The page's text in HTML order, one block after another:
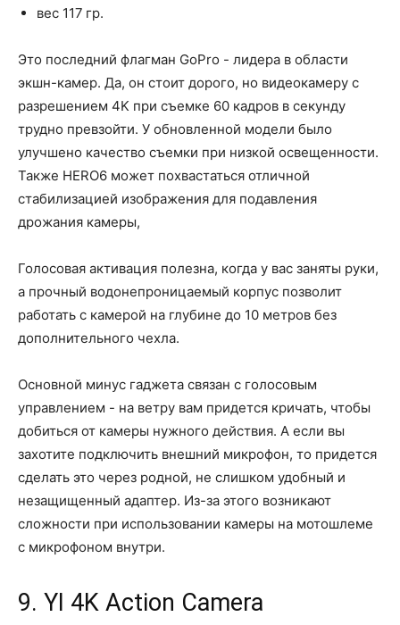
вес 117 гр.
Это последний флагман GoPro - лидера в области
экшн-камер. Да, он стоит дорого, но видеокамеру с
разрешением 4K при съемке 60 кадров в секунду
трудно превзойти. У обновленной модели было
улучшено качество съемки при низкой освещенности.
Также HERO6 может похвастаться отличной
стабилизацией изображения для подавления
дрожания камеры,
Голосовая активация полезна, когда у вас заняты руки,
а прочный водонепроницаемый корпус позволит
работать с камерой на глубине до 10 метров без
дополнительного чехла.
Основной минус гаджета связан с голосовым
управлением - на ветру вам придется кричать, чтобы
добиться от камеры нужного действия. А если вы
захотите подключить внешний микрофон, то придется
сделать это через родной, не слишком удобный и
незащищенный адаптер. Из-за этого возникают
сложности при использовании камеры на мотошлеме
с микрофоном внутри.
9. YI 4K Action Camera